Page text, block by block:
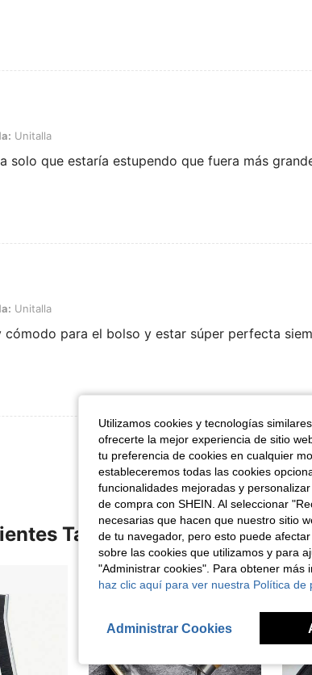
Unitalla
solo que estaría estupendo que fuera más
Unitalla
cómodo para el bolso y estar súper perfecta
Ver Más Reseñas
También Vieron
Utilizamos cookies y tecnologías
ofrecerte la mejor experiencia de sitio
tu preferencia de cookies en cualquier
estableceremos todas las cookies
funcionalidades mejoradas y
de compra con SHEIN. Al seleccionar
necesarias que hacen que nuestro sitio
de tu navegador, pero esto puede
sobre las cookies que utilizamos y para
"Administrar cookies". Para obtener más
haz clic aquí para ver nuestra Política de
Administrar Cookies